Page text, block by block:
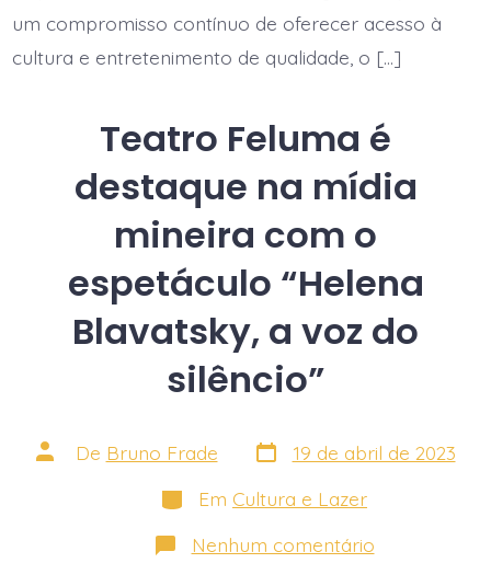
da
Dança
um compromisso contínuo de oferecer acesso à
cultura e entretenimento de qualidade, o […]
Teatro Feluma é
destaque na mídia
mineira com o
espetáculo “Helena
Blavatsky, a voz do
silêncio”
Autor
do
De Bruno Frade Data
do
19 de abril de 2023
Categorias
Em Cultura e Lazer
Nenhum comentárioem
Teatro